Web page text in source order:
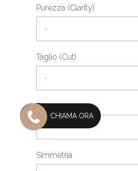
Purezza (Clarity)
Taglio (Cut)
Fluorescenza
Simmetria
CHIAMA ORA